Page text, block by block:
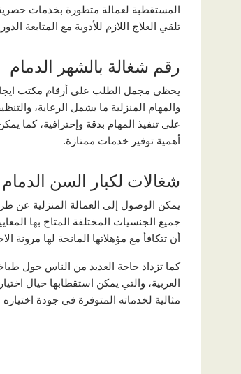
المستقطبة لعمالة متطورة بخدمات
تلقي العلاج اللازم للأدوية مع المتابعة
رقم شغالة بالشهر الدمام
يحظى مجمل الطلب على أرقام مكتب ايجار
والمهام المنزلية ما يشمل الرعاية،
على تنفيذ المهام بدقة وإحترافية، كما
أهمية توفير خدمات ممتازة.
شغالات لكبار السن الدمام
يمكن الوصول إلى العمالة المنزلية عن
جميع الجنسيات المختلفة المتاح بها
أن تتكافأ مع مؤهلاتها المانحة لها مرونة
كما تزداد حاجة العديد من الناس حول
العربية، والتي يمكن استقطابها حيال
مثالية لخدماته المتوفرة في جودة